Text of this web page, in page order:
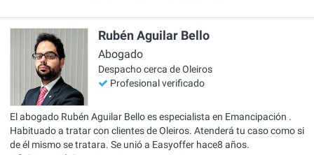
Rubén Aguilar Bello
Abogado
Despacho cerca de Oleiros
Profesional verificado
El abogado Rubén Aguilar Bello es especialista en Emancipación .
Habituado a tratar con clientes de Oleiros. Atenderá tu caso como si
de él mismo se tratara. Se unió a Easyoffer hace8 años.